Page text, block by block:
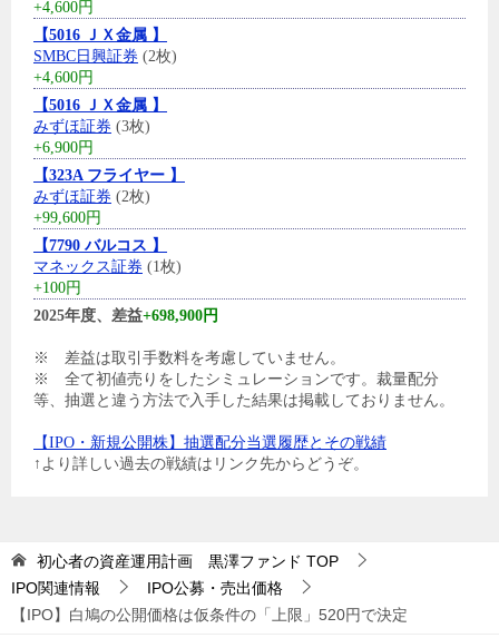
+4,600円
【5016 ＪＸ金属 】
SMBC日興証券 (2枚)
+4,600円
【5016 ＪＸ金属 】
みずほ証券 (3枚)
+6,900円
【323A フライヤー 】
みずほ証券 (2枚)
+99,600円
【7790 バルコス 】
マネックス証券 (1枚)
+100円
2025年度、差益+698,900円
※ 差益は取引手数料を考慮していません。
※ 全て初値売りをしたシミュレーションです。裁量配分
等、抽選と違う方法で入手した結果は掲載しておりません。
【IPO・新規公開株】抽選配分当選履歴とその戦績
↑より詳しい過去の戦績はリンク先からどうぞ。
初心者の資産運用計画 黒澤ファンド TOP
IPO関連情報
IPO公募・売出価格
【IPO】白鳩の公開価格は仮条件の「上限」520円で決定